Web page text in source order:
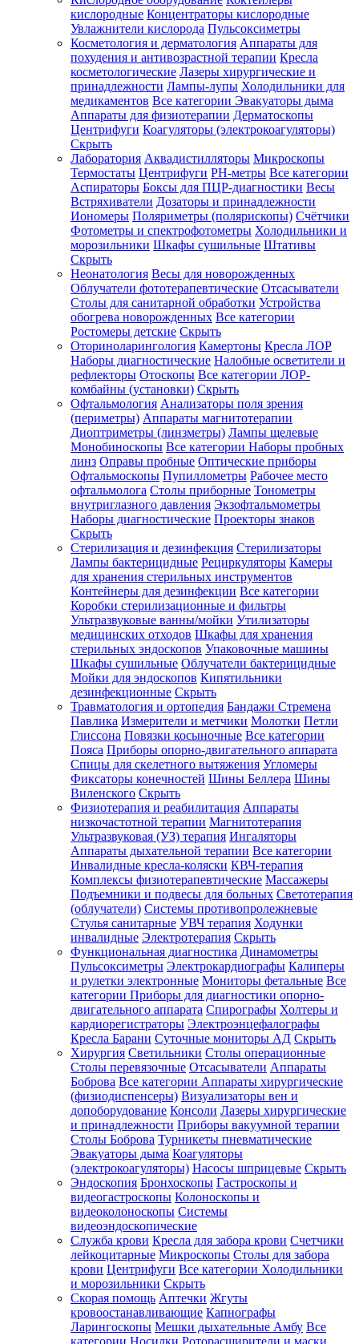
Зарегистрироваться
Зачем
регистрироваться?
Все
покупки
одном
месте
Личный
менеджер
Отслеживание
статуса
заказа
кислородные Концентраторы кислородные
Увлажнители кислорода Пульсоксиметры
Косметология и дерматология Аппараты для
похудения и антивозрастной терапии Кресла
косметологические Лазеры хирургические и
принадлежности Лампы-лупы Холодильники для
медикаментов Все категории Эвакуаторы дыма
Аппараты для физиотерапии Дерматоскопы
Центрифуги Коагуляторы (электрокоагуляторы)
Скрыть
Лаборатория Аквадистилляторы Микроскопы
Термостаты Центрифуги PH-метры Все категории
Аспираторы Боксы для ПЦР-диагностики Весы
Встряхиватели Дозаторы и принадлежности
Иономеры Поляриметры (полярископы) Счётчики
Фотометры и спектрофотометры Холодильники и
морозильники Шкафы сушильные Штативы
Скрыть
Неонатология Весы для новорожденных
Облучатели фототерапевтические Отсасыватели
Столы для санитарной обработки Устройства
обогрева новорожденных Все категории
Ростомеры детские Скрыть
Оториноларингология Камертоны Кресла ЛОР
Наборы диагностические Налобные осветители и
рефлекторы Отоскопы Все категории ЛОР-
комбайны (установки) Скрыть
Офтальмология Анализаторы поля зрения
(периметры) Аппараты магнитотерапии
Диоптриметры (линзметры) Лампы щелевые
Монобиноскопы Все категории Наборы пробных
линз Оправы пробные Оптические приборы
Офтальмоскопы Пупиллометры Рабочее место
офтальмолога Столы приборные Тонометры
внутриглазного давления Экзофтальмометры
Наборы диагностические Проекторы знаков
Скрыть
Стерилизация и дезинфекция Стерилизаторы
Лампы бактерицидные Рециркуляторы Камеры
для хранения стерильных инструментов
Контейнеры для дезинфекции Все категории
Коробки стерилизационные и фильтры
Ультразвуковые ванны/мойки Утилизаторы
медицинских отходов Шкафы для хранения
стерильных эндоскопов Упаковочные машины
Шкафы сушильные Облучатели бактерицидные
Мойки для эндоскопов Кипятильники
дезинфекционные Скрыть
Травматология и ортопедия Бандажи Стремена
Павлика Измерители и метчики Молотки Петли
Глиссона Повязки косыночные Все категории
Пояса Приборы опорно-двигательного аппарата
Спицы для скелетного вытяжения Угломеры
Фиксаторы конечностей Шины Беллера Шины
Виленского Скрыть
Физиотерапия и реабилитация Аппараты
низкочастотной терапии Магнитотерапия
Ультразвуковая (УЗ) терапия Ингаляторы
Аппараты дыхательной терапии Все категории
Инвалидные кресла-коляски КВЧ-терапия
Комплексы физиотерапевтические Массажеры
Подъемники и подвесы для больных Светотерапия
(облучатели) Системы противопролежневые
Стулья санитарные УВЧ терапия Ходунки
инвалидные Электротерапия Скрыть
Функциональная диагностика Динамометры
Пульсоксиметры Электрокардиографы Калиперы
и рулетки электронные Мониторы фетальные Все
категории Приборы для диагностики опорно-
двигательного аппарата Спирографы Холтеры и
кардиорегистраторы Электроэнцефалографы
Кресла Барани Суточные мониторы АД Скрыть
Хирургия Светильники Столы операционные
Столы перевязочные Отсасыватели Аппараты
Боброва Все категории Аппараты хирургические
(физиодиспенсеры) Визуализаторы вен и
допоборудование Консоли Лазеры хирургические
и принадлежности Приборы вакуумной терапии
Столы Боброва Турникеты пневматические
Эвакуаторы дыма Коагуляторы
(электрокоагуляторы) Насосы шприцевые Скрыть
Эндоскопия Бронхоскопы Гастроскопы и
видеогастроскопы Колоноскопы и
видеоколоноскопы Системы
видеоэндоскопические
Служба крови Кресла для забора крови Счетчики
лейкоцитарные Микроскопы Столы для забора
крови Центрифуги Все категории Холодильники
и морозильники Скрыть
Скорая помощь Аптечки Жгуты
кровоостанавливающие Капнографы
Ларингоскопы Мешки дыхательные Амбу Все
категории Носилки Роторасширители и маски